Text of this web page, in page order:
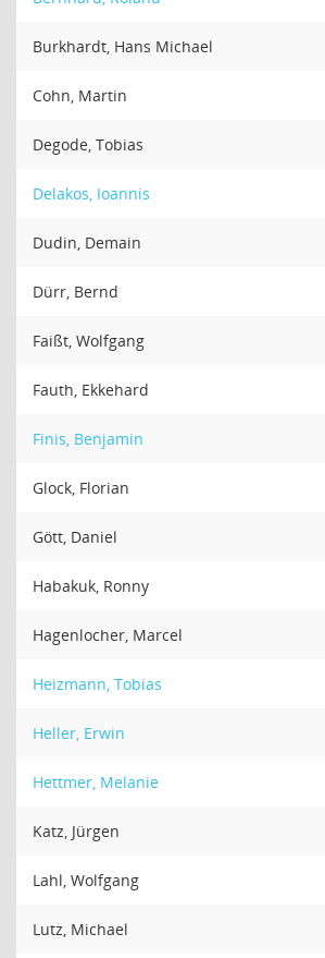
Burkhardt, Hans Michael
Cohn, Martin
Degode, Tobias
Delakos, Ioannis
Dudin, Demain
Dürr, Bernd
Faißt, Wolfgang
Fauth, Ekkehard
Finis, Benjamin
Glock, Florian
Gött, Daniel
Habakuk, Ronny
Hagenlocher, Marcel
Heizmann, Tobias
Heller, Erwin
Hettmer, Melanie
Katz, Jürgen
Lahl, Wolfgang
Lutz, Michael